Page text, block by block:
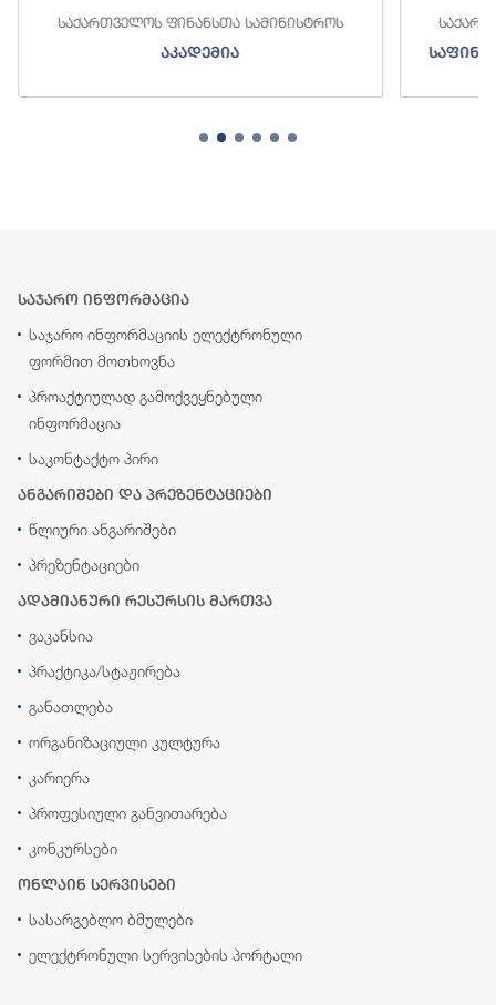
საქართველოს ფინანსთა სამინისტროს
აკადემია
საჯარო ინფორმაცია
საჯარო ინფორმაციის ელექტრონული
ფორმით მოთხოვნა
პროაქტიულად გამოქვეყნებული
ინფორმაცია
საკონტაქტო პირი
ანგარიშები და პრეზენტაციები
წლიური ანგარიშები
პრეზენტაციები
ადამიანური რესურსის მართვა
ვაკანსია
პრაქტიკა/სტაჟირება
განათლება
ორგანიზაციული კულტურა
კარიერა
პროფესიული განვითარება
კონკურსები
ონლაინ სერვისები
სასარგებლო ბმულები
ელექტრონული სერვისების პორტალი